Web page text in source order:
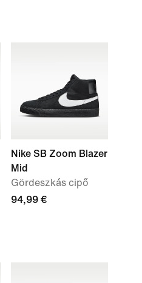
Nike SB Zoom Blazer
Mid
Gördeszkás cipő
94,99 €